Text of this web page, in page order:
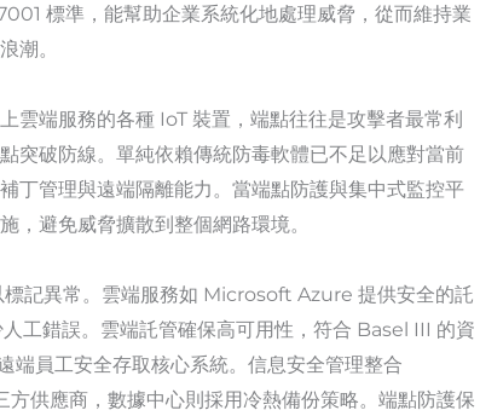
標準，能幫助企業系統化地處理威脅，從而維持業
潮。
雲端服務的各種 IoT 裝置，端點往往是攻擊者最常利
突破防線。單純依賴傳統防毒軟體已不足以應對當前
丁管理與遠端隔離能力。當端點防護與集中式監控平
，避免威脅擴散到整個網路環境。
記異常。雲端服務如 Microsoft Azure 提供安全的託
工錯誤。雲端託管確保高可用性，符合 Basel III 的資
端員工安全存取核心系統。信息安全管理整合
供應商，數據中心則採用冷熱備份策略。端點防護保